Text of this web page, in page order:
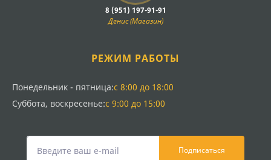
8 (951) 197-91-91
Денис (Магазин)
РЕЖИМ РАБОТЫ
Понедельник - пятница:с 8:00 до 18:00
Суббота, воскресенье:с 9:00 до 15:00
Подписаться